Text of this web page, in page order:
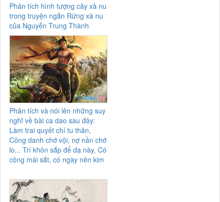
Phân tích hình tượng cây xà nu
trong truyện ngắn Rừng xà nu
của Nguyễn Trung Thành
Phân tích và nói lên những suy
nghĩ về bài ca dao sau đây:
Làm trai quyết chí tu thân,
Công danh chớ vội, nợ nần chớ
lo... Trí khôn sắp để dạ này, Có
công mài sắt, có ngày nên kim